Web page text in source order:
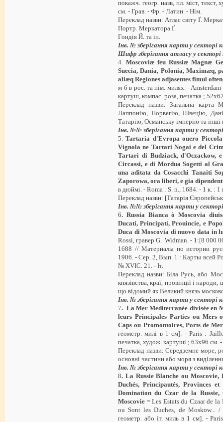
покажч. геогр. назв, пл. міст,
см. - Грав. - Фр. - Латин. - Нім.
Переклад назви: Атлас світу Ґ.
Портр. Меркатора Ґ.
Гондія Й. та ін.
Інв. № зберігання карти у секторі
Шифр зберігання атласу у
4.Moscoviæ feu Russiæ Magnæ
Suecia, Dania, Polonia, Maximæq,
aliæq Regiones adjasentes fimul
м-б в рос. та нім. милях. -
картуш, компас. роза, печатка ;
Переклад назви: Загальна карта
Лаппонію, Норвегію, Швецію,
Татарію, Османську імперію та інші
Інв. №№ зберігання карти у
5.Tartaria d'Evropa ouero Piccola
Vignola ne Tartari Nogai e del
Tartari di Budziack,d'Oczackow,e
Circassi, e di Mordua Sogetti al
una aditata da Cosacchi Tanaiti
Zaporowa,ora liberi,e gia
в дюймі. - Roma : S. n., 1684. - 1 к. : 1
Переклад назви: [Татарія
Інв. №№ зберігання карти у
6. Russia Bianca ò Moscovia
Ducati, Principati, Prouincie, e
Duca di Moscovia di nuovo data in
Rossi, гравер G. Widman. - 1:[8 000
1688 // Материалы по истории
1906. - Сер. 2, Вып. 1 : Карты всей
№ XVIС. 21. - Іт.
Переклад назви: Біла Русь, або
князівства, краї, провінції і
що відомий як Великий князь
Інв. № зберігання карти у секторі
7. La Mer Mediterranée divisée en
leurs Principales Parties ou Mers
Caps ou Promontoires, Ports de
геометр. милі в 1 см]. - Paris :
печатка, худож. картуші ; 63х96 см.
Переклад назви: Середземне море,
основні частини або моря з
Інв. № зберігання карти у секторі
8. La Russie Blanche ou Moscovie,
Duchés, Principautés, Provinces
Domination du Czar de la Russie,
Moscovie = Les Estats du Czaar de
ou Sont les Duches, de
геометр. або іт. миль в 1 см]. -